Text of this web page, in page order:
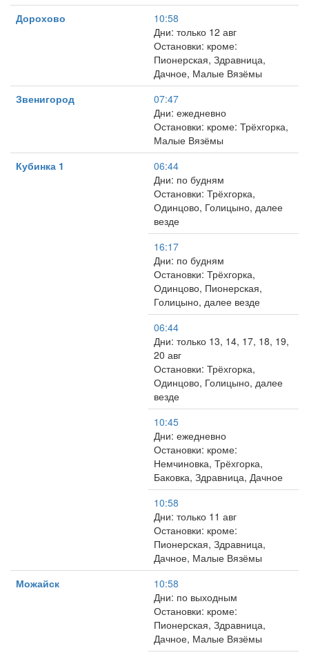
Дорохово
10:58
Дни: только 12 авг
Остановки: кроме:
Пионерская, Здравница,
Дачное, Малые Вязёмы
Звенигород
07:47
Дни: ежедневно
Остановки: кроме: Трёхгорка,
Малые Вязёмы
Кубинка 1
06:44
Дни: по будням
Остановки: Трёхгорка,
Одинцово, Голицыно, далее
везде
16:17
Дни: по будням
Остановки: Трёхгорка,
Одинцово, Пионерская,
Голицыно, далее везде
06:44
Дни: только 13, 14, 17, 18, 19,
20 авг
Остановки: Трёхгорка,
Одинцово, Голицыно, далее
везде
10:45
Дни: ежедневно
Остановки: кроме:
Немчиновка, Трёхгорка,
Баковка, Здравница, Дачное
10:58
Дни: только 11 авг
Остановки: кроме:
Пионерская, Здравница,
Дачное, Малые Вязёмы
Можайск
10:58
Дни: по выходным
Остановки: кроме:
Пионерская, Здравница,
Дачное, Малые Вязёмы